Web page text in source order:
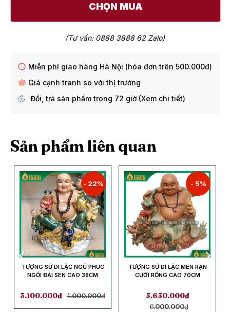
CHỌN MUA
(Tư vấn: 0888 3888 62 Zalo)
Miễn phí giao hàng Hà Nội (hóa đơn trên 500.000đ)
Giá cạnh tranh so với thị trường
Đổi, trả sản phẩm trong 72 giờ (Xem chi tiết)
Sản phẩm liên quan
- 22%
TƯỢNG SỨ DI LẶC NGŨ PHÚC
NGỒI ĐÀI SEN CAO 38CM
3.100.000₫ 4.000.000₫
- 5%
TƯỢNG SỨ DI LẶC MEN RẠN
CƯỠI RỒNG CAO 70CM
5.650.000₫
6.000.000₫